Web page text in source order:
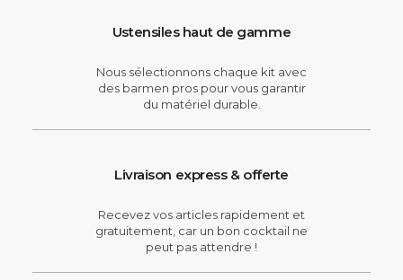
Ustensiles haut de gamme
Nous sélectionnons chaque kit avec
des barmen pros pour vous garantir
du matériel durable.
Livraison express & offerte
Recevez vos articles rapidement et
gratuitement, car un bon cocktail ne
peut pas attendre !